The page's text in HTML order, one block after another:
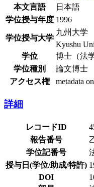
本文言語
日本語
学位授与年度 1996
学位授与大学
九州大学
Kyushu
学位
博士（法学
学位種別
論文博士
アクセス権
metadata
詳細
レコードID
報告番号
学位記番号
授与日(学位/助成/特許)
DOI